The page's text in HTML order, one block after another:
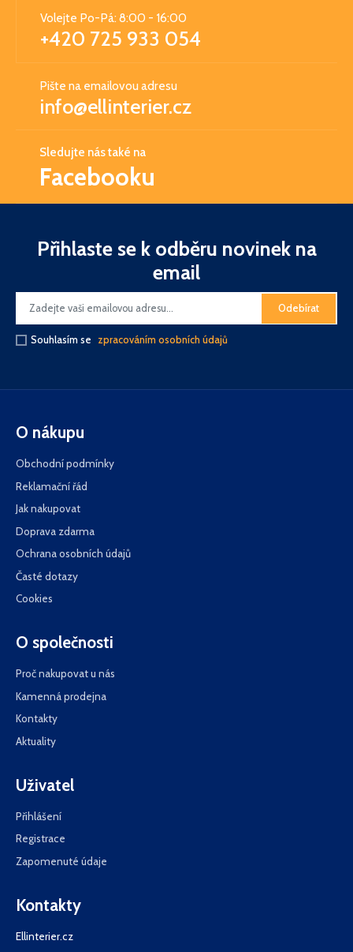
Volejte Po-Pá: 8:00 - 16:00
+420 725 933 054
Pište na emailovou adresu
info@ellinterier.cz
Sledujte nás také na
Facebooku
Přihlaste se k odběru novinek na
email
Odebírat
Souhlasím se zpracováním osobních údajů
O nákupu
Obchodní podmínky
Reklamační řád
Jak nakupovat
Doprava zdarma
Ochrana osobních údajů
Časté dotazy
Cookies
O společnosti
Proč nakupovat u nás
Kamenná prodejna
Kontakty
Aktuality
Uživatel
Přihlášení
Registrace
Zapomenuté údaje
Kontakty
Ellinterier.cz